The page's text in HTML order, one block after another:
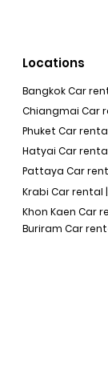
Locations
Bangkok Car
Chiangmai Car
Phuket Car rental
Hatyai Car
Pattaya Car
Krabi Car rental |
Khon Kaen Car
Buriram Car